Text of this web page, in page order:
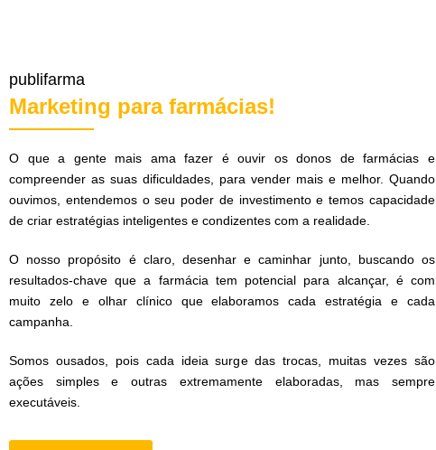
publifarma
Marketing para farmácias!
O que a gente mais ama fazer é ouvir os donos de farmácias e
compreender as suas dificuldades, para vender mais e melhor. Quando
ouvimos, entendemos o seu poder de investimento e temos capacidade
de criar estratégias inteligentes e condizentes com a realidade.
O nosso propósito é claro, desenhar e caminhar junto, buscando os
resultados-chave que a farmácia tem potencial para alcançar, é com
muito zelo e olhar clínico que elaboramos cada estratégia e cada
campanha.
Somos ousados, pois cada ideia surge das trocas, muitas vezes são
ações simples e outras extremamente elaboradas, mas sempre
executáveis.